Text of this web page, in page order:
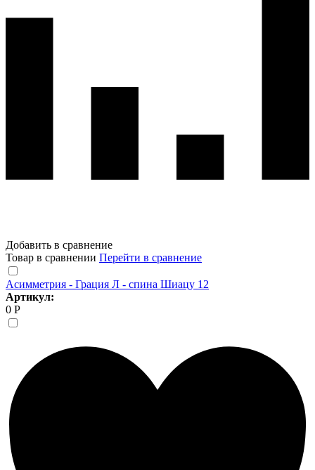
Добавить в сравнение
Товар в сравнении Перейти в сравнение
Асимметрия - Грация Л - спина Шиацу 12
Артикул:
0 Р